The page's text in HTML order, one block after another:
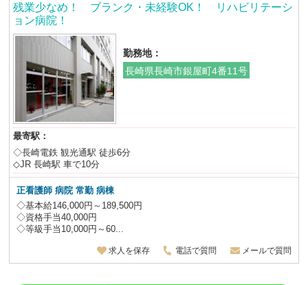
残業少なめ！ ブランク・未経験OK！ リハビリテーシ
ョン病院！
勤務地：
長崎県長崎市銀屋町4番11号
最寄駅：
◇長崎電鉄 観光通駅 徒歩6分
◇JR 長崎駅 車で10分
正看護師 病院 常勤 病棟
◇基本給146,000円～189,500円
◇資格手当40,000円
◇等級手当10,000円～60...
求人を保存 電話で質問 メールで質問